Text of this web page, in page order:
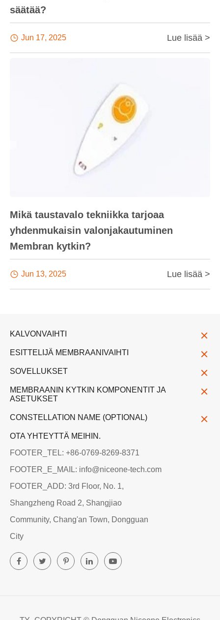
säätää?
 Jun 17, 2025 Lue lisää >
Mikä taustavalo tekniikka tarjoaa
yhdenmukaisin valonjakautuminen
Membran kytkin?
 Jun 13, 2025 Lue lisää >
KALVONVAIHTI
ESITTELIJÄ MEMBRAANIVAIHTI
SOVELLUKSET
MEMBRAANIN KYTKIN KOMPONENTIT JA
ASETUKSET
CONSTELLATION NAME (OPTIONAL)
OTA YHTEYTTÄ MEIHIN.
FOOTER_TEL: +86-0769-8269-8371
FOOTER_E_MAIL: info@niceone-tech.com
FOOTER_ADD: 3rd Floor, No. 1,
Shangzheng Road 2, Shangjiao
Community, Chang'an Town, Dongguan
City